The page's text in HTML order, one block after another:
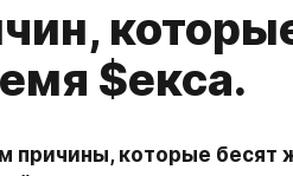
$екса.
причины, которые бесят